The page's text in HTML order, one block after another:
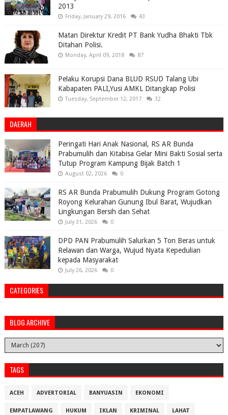
2013
Friday, January 29, 2016 43
Matan Direktur Kredit PT Bank Yudha Bhakti Tbk
Ditahan Polisi.
Monday, April 09, 2018 87
Pelaku Korupsi Dana BLUD RSUD Talang Ubi
Kabapaten PALI,Yusi AMKL Ditangkap Polisi
Tuesday, September 12, 2017 32
DAERAH
Peringati Hari Anak Nasional, RS AR Bunda
Prabumulih dan Kitabisa Gelar Mini Bakti Sosial serta
Tutup Program Kampung Bijak Batch 1
August 02, 2026 0
RS AR Bunda Prabumulih Dukung Program Gotong
Royong Kelurahan Gunung Ibul Barat, Wujudkan
Lingkungan Bersih dan Sehat
July 31, 2026 0
DPD PAN Prabumulih Salurkan 5 Ton Beras untuk
Relawan dan Warga, Wujud Nyata Kepedulian
kepada Masyarakat
July 26, 2026 0
CATEGORIES
BLOG ARCHIVE
TAGS
ACEH ADVERTORIAL BANYUASIN EKONOMI
EMPATLAWANG HUKUM IKLAN KRIMINAL LAHAT